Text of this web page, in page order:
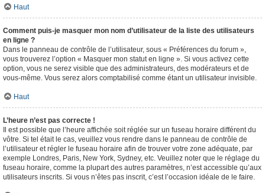
Haut
Comment puis-je masquer mon nom d’utilisateur de la liste des utilisateurs
en ligne ?
Dans le panneau de contrôle de l’utilisateur, sous « Préférences du forum »,
vous trouverez l’option « Masquer mon statut en ligne ». Si vous activez cette
option, vous ne serez visible que des administrateurs, des modérateurs et de
vous-même. Vous serez alors comptabilisé comme étant un utilisateur invisible.
Haut
L’heure n’est pas correcte !
Il est possible que l’heure affichée soit réglée sur un fuseau horaire différent du
vôtre. Si tel était le cas, veuillez vous rendre dans le panneau de contrôle de
l’utilisateur et régler le fuseau horaire afin de trouver votre zone adéquate, par
exemple Londres, Paris, New York, Sydney, etc. Veuillez noter que le réglage du
fuseau horaire, comme la plupart des autres paramètres, n’est accessible qu’aux
utilisateurs inscrits. Si vous n’êtes pas inscrit, c’est l’occasion idéale de le faire.